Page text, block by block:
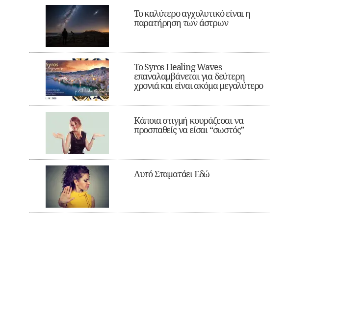
Το καλύτερο αγχολυτικό είναι η
παρατήρηση των άστρων
Το Syros Healing Waves
επαναλαμβάνεται για δεύτερη
χρονιά και είναι ακόμα μεγαλύτερο
Κάποια στιγμή κουράζεσαι να
προσπαθείς να είσαι “σωστός”
Αυτό Σταματάει Εδώ